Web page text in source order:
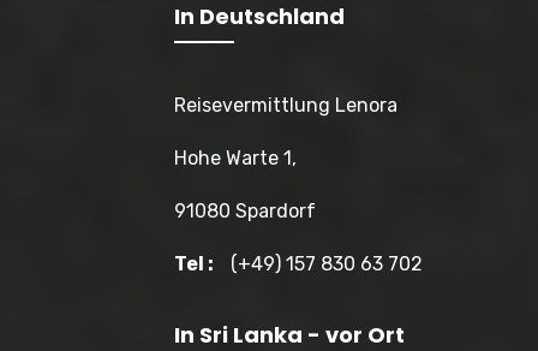
In Deutschland
Reisevermittlung Lenora
Hohe Warte 1,
91080 Spardorf
Tel : (+49) 157 830 63 702
In Sri Lanka - vor Ort